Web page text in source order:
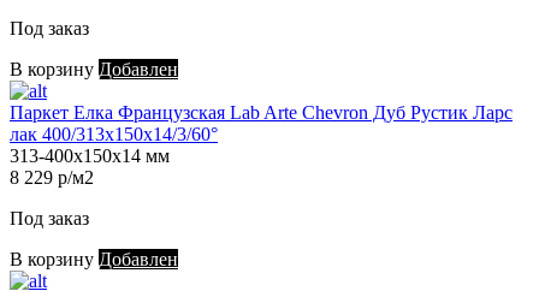
Под заказ
В корзину Добавлен
Паркет Елка Французская Lab Arte Chevron Дуб Рустик Ларс
лак 400/313х150х14/3/60°
313-400х150х14 мм
8 229 р/м2
Под заказ
В корзину Добавлен